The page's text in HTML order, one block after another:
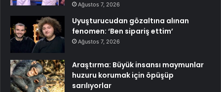
Ağustos 7, 2026
Uyuşturucudan gözaltına alınan
fenomen: ‘Ben sipariş ettim’
Ağustos 7, 2026
Araştırma: Büyük insansı maymunlar
huzuru korumak için öpüşüp
sarılıyorlar